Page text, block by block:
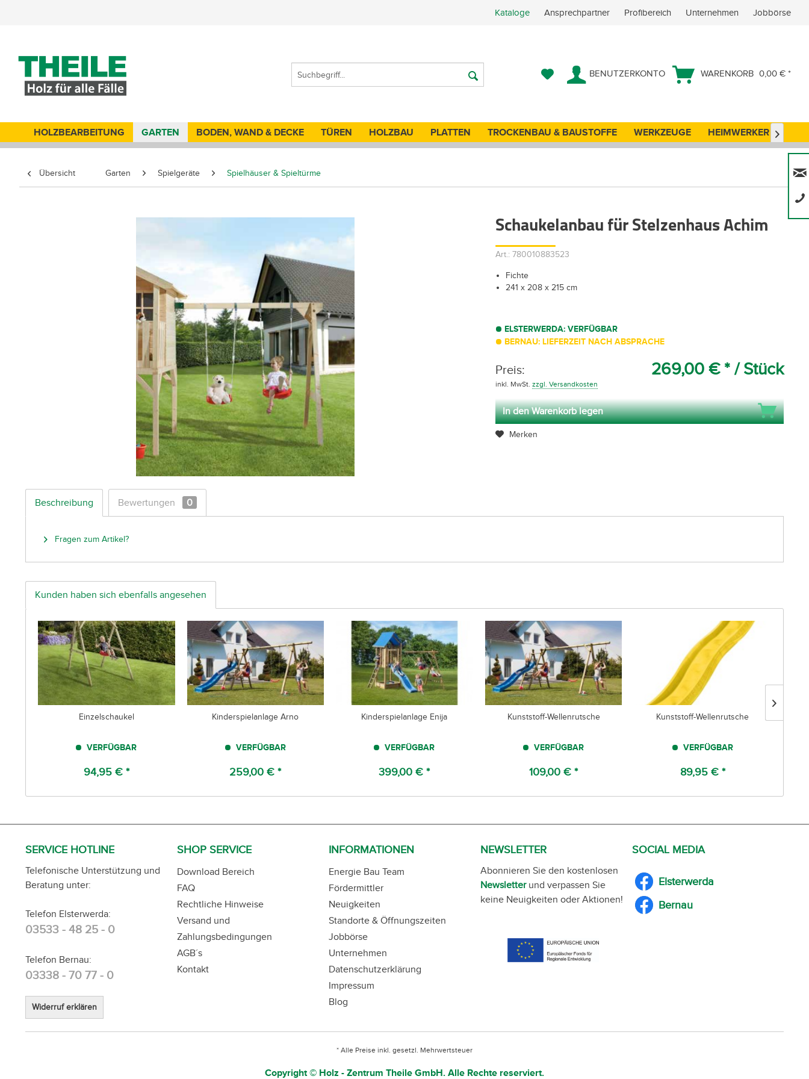
Kataloge Ansprechpartner Profibereich Unternehmen Jobbörse
BENUTZERKONTO WARENKORB 0,00 € *
HOLZBEARBEITUNG GARTEN BODEN, WAND & DECKE TÜREN HOLZBAU PLATTEN TROCKENBAU & BAUSTOFFE WERKZEUGE HEIMWERKER 
Übersicht Garten Spielgeräte Spielhäuser & Spieltürme
Schaukelanbau für Stelzenhaus Achim
Art.: 780010883523
Fichte
241 x 208 x 215 cm
ELSTERWERDA: VERFÜGBAR
BERNAU: LIEFERZEIT NACH ABSPRACHE
Preis: 269,00 € * / Stück
inkl. MwSt.zzgl. Versandkosten
In den Warenkorb legen
Merken
Beschreibung Bewertungen 0
Fragen zum Artikel?
Kunden haben sich ebenfalls angesehen
Einzelschaukel
VERFÜGBAR
94,95 € *
Kinderspielanlage Arno
VERFÜGBAR
259,00 € *
Kinderspielanlage Enija
VERFÜGBAR
399,00 € *
Kunststoff-Wellenrutsche
VERFÜGBAR
109,00 € *
Kunststoff-Wellenrutsche
VERFÜGBAR
89,95 € *
SERVICE HOTLINE
Telefonische Unterstützung und
Beratung unter:
Telefon Elsterwerda:
03533 - 48 25 - 0
Telefon Bernau:
03338 - 70 77 - 0
Widerruf erklären
SHOP SERVICE
Download Bereich
FAQ
Rechtliche Hinweise
Versand und
Zahlungsbedingungen
AGB´s
Kontakt
INFORMATIONEN
Energie Bau Team
Fördermittler
Neuigkeiten
Standorte & Öffnungszeiten
Jobbörse
Unternehmen
Datenschutzerklärung
Impressum
Blog
NEWSLETTER
Abonnieren Sie den kostenlosen
Newsletterund verpassen Sie
keine Neuigkeiten oder Aktionen!
SOCIAL MEDIA
Elsterwerda
Bernau
* Alle Preise inkl. gesetzl. Mehrwertsteuer
Copyright © Holz - Zentrum Theile GmbH. Alle Rechte reserviert.